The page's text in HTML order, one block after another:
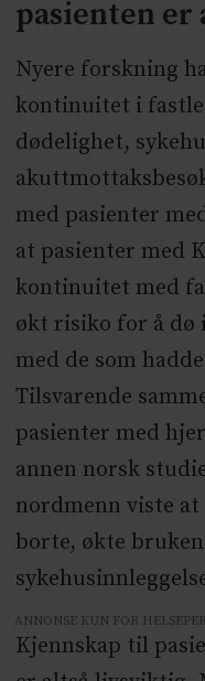
pasienten er
Nyere forskning
kontinuitet i
dødelighet,
med pasienter
at pasienter med
kontinuitet med
økt risiko for å dø
med de som
Tilsvarende
pasienter med
annen norsk
nordmenn viste
borte, økte
ANNONSE KUN FOR
Kjennskap til